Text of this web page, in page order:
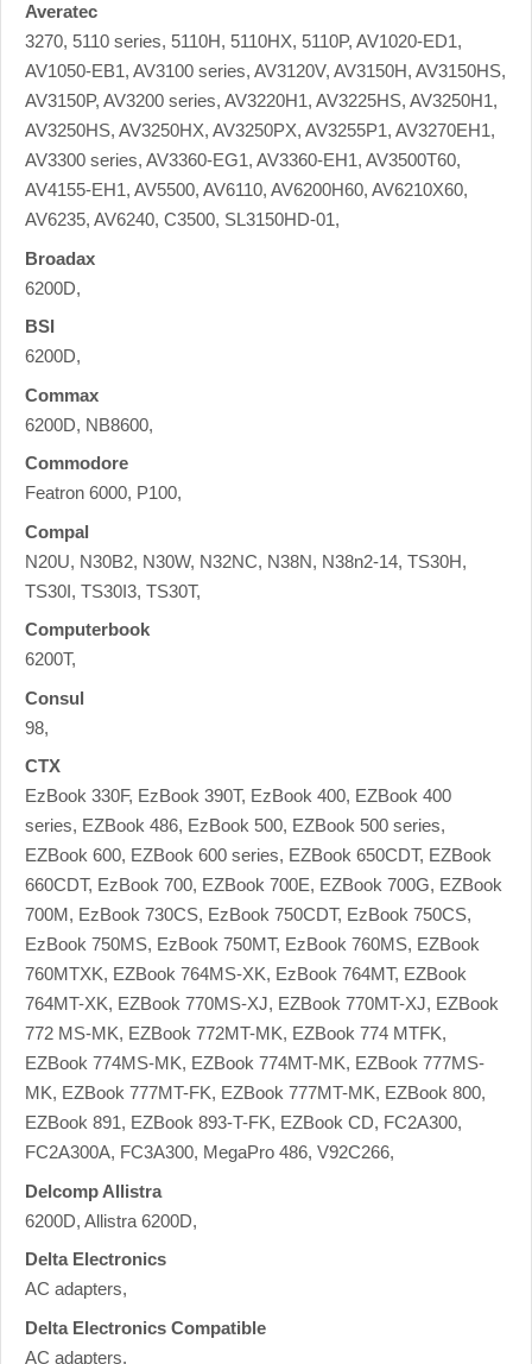
Averatec
3270, 5110 series, 5110H, 5110HX, 5110P, AV1020-ED1,
AV1050-EB1, AV3100 series, AV3120V, AV3150H, AV3150HS,
AV3150P, AV3200 series, AV3220H1, AV3225HS, AV3250H1,
AV3250HS, AV3250HX, AV3250PX, AV3255P1, AV3270EH1,
AV3300 series, AV3360-EG1, AV3360-EH1, AV3500T60,
AV4155-EH1, AV5500, AV6110, AV6200H60, AV6210X60,
AV6235, AV6240, C3500, SL3150HD-01,
Broadax
6200D,
BSI
6200D,
Commax
6200D, NB8600,
Commodore
Featron 6000, P100,
Compal
N20U, N30B2, N30W, N32NC, N38N, N38n2-14, TS30H,
TS30I, TS30I3, TS30T,
Computerbook
6200T,
Consul
98,
CTX
EzBook 330F, EzBook 390T, EzBook 400, EZBook 400
series, EZBook 486, EzBook 500, EZBook 500 series,
EZBook 600, EZBook 600 series, EZBook 650CDT, EZBook
660CDT, EzBook 700, EZBook 700E, EZBook 700G, EZBook
700M, EzBook 730CS, EzBook 750CDT, EzBook 750CS,
EzBook 750MS, EzBook 750MT, EzBook 760MS, EZBook
760MTXK, EZBook 764MS-XK, EzBook 764MT, EZBook
764MT-XK, EZBook 770MS-XJ, EZBook 770MT-XJ, EZBook
772 MS-MK, EZBook 772MT-MK, EZBook 774 MTFK,
EZBook 774MS-MK, EZBook 774MT-MK, EZBook 777MS-
MK, EZBook 777MT-FK, EZBook 777MT-MK, EZBook 800,
EZBook 891, EZBook 893-T-FK, EZBook CD, FC2A300,
FC2A300A, FC3A300, MegaPro 486, V92C266,
Delcomp Allistra
6200D, Allistra 6200D,
Delta Electronics
AC adapters,
Delta Electronics Compatible
AC adapters,